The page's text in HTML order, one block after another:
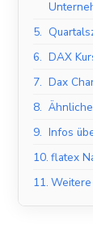
5.
6. DAX
7. Dax
8.
9. Infos
10. flatex
11.